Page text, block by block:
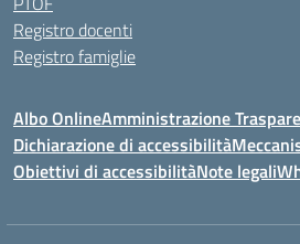
Registro docenti
Registro famiglie
Albo OnlineAmministrazione
Dichiarazione di accessibilità
Obiettivi di accessibilitàNote legali